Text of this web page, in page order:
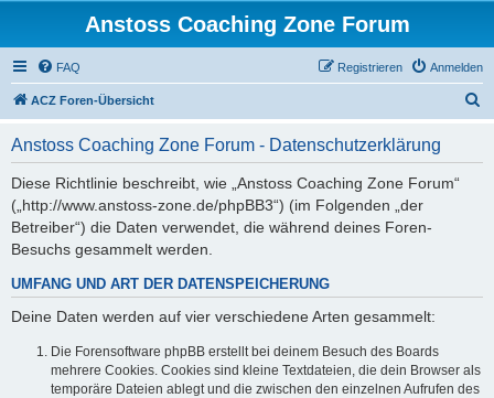
Anstoss Coaching Zone Forum
FAQ Anmelden
Registrieren
ACZ Foren-Übersicht
Anstoss Coaching Zone Forum - Datenschutzerklärung
Diese Richtlinie beschreibt, wie „Anstoss Coaching Zone Forum“
(„http://www.anstoss-zone.de/phpBB3“) (im Folgenden „der
Betreiber“) die Daten verwendet, die während deines Foren-
Besuchs gesammelt werden.
UMFANG UND ART DER DATENSPEICHERUNG
Deine Daten werden auf vier verschiedene Arten gesammelt:
Die Forensoftware phpBB erstellt bei deinem Besuch des Boards
mehrere Cookies. Cookies sind kleine Textdateien, die dein Browser als
temporäre Dateien ablegt und die zwischen den einzelnen Aufrufen des